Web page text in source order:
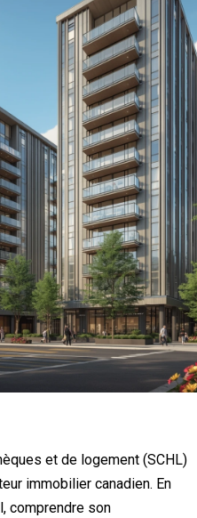
et de logement (SCHL)
immobilier canadien. En
comprendre son